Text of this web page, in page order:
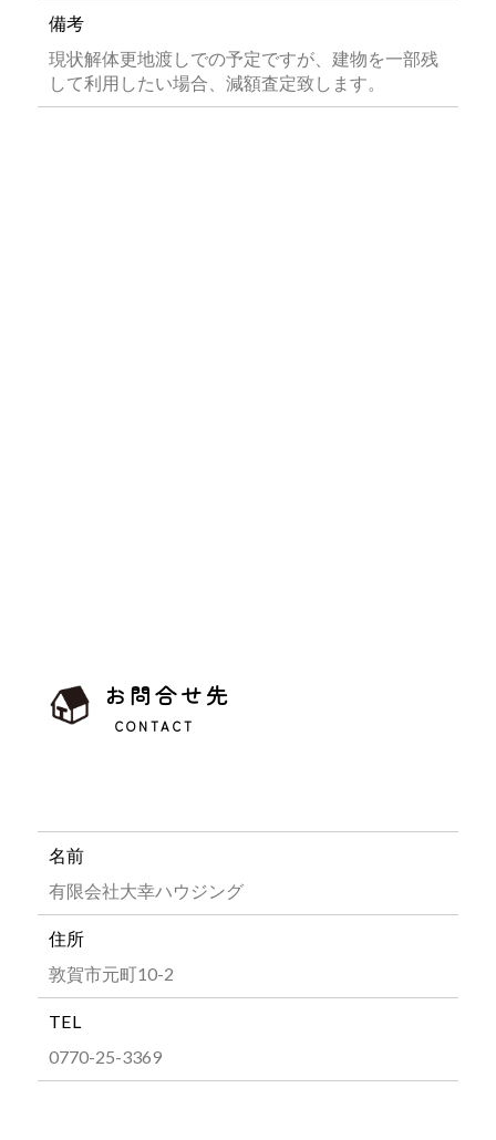
備考
現状解体更地渡しでの予定ですが、建物を一部残
して利用したい場合、減額査定致します。
お問合せ先
名前
有限会社大幸ハウジング
住所
敦賀市元町10-2
TEL
0770-25-3369